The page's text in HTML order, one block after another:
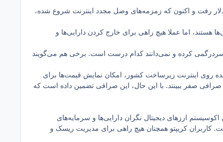
با گلایه از قطع بدهنگام اینترنت گفته است که در زمان قطعی اینترنت بیت کوین تا ۹۸ هزار دلار رفت و اکنون که زمزمه‌های وصل مجدد اینترنت شروع شده،
هستند، اما عملا هیچ راهی برای خارج کردن دارایی‌ها و
سردرگمی کرده و نمی‌دانند کدام درست است. برخی هم می‌گویند
روی اینترنت زیرساخت کشور، امکان نمایش قیمت‌ها برای
صفر ببینند. با این حال، این صرافی تضمین داده است که
ایرانی اکوسیستم ارزهای دیجیتال نگران دارایی‌ها و سرمایه‌های
کاربران کریپتو همچنان هیچ راهی برای مدیریت ریسک و